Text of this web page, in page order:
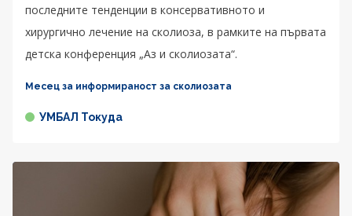
последните тенденции в консервативното и
хирургично лечение на сколиоза, в рамките на първата
детска конференция „Аз и сколиозата“.
Месец за информираност за сколиозата
УМБАЛ Токуда